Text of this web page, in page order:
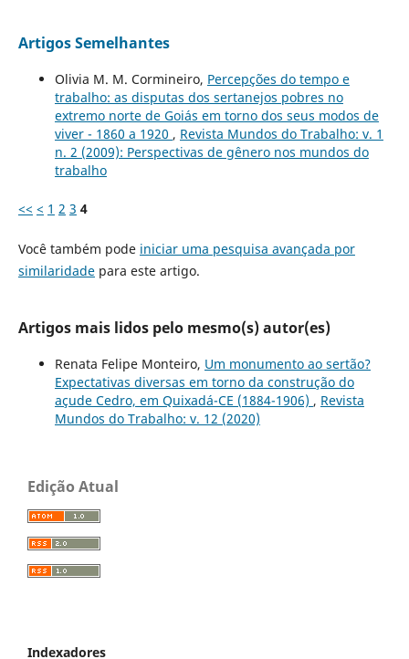
Artigos Semelhantes
Olivia M. M. Cormineiro, Percepções do tempo e
trabalho: as disputas dos sertanejos pobres no
extremo norte de Goiás em torno dos seus modos de
viver - 1860 a 1920 , Revista Mundos do Trabalho: v. 1
n. 2 (2009): Perspectivas de gênero nos mundos do
trabalho
<< < 1 2 3 4
Você também pode iniciar uma pesquisa avançada por
similaridadepara este artigo.
Artigos mais lidos pelo mesmo(s) autor(es)
Renata Felipe Monteiro, Um monumento ao sertão?
Expectativas diversas em torno da construção do
açude Cedro, em Quixadá-CE (1884-1906) , Revista
Mundos do Trabalho: v. 12 (2020)
Edição Atual
Indexadores